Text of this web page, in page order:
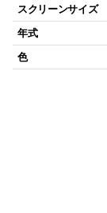
スクリーンサイズ
年式
色